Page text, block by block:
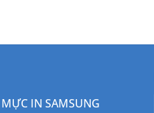
MỰC IN SAMSUNG